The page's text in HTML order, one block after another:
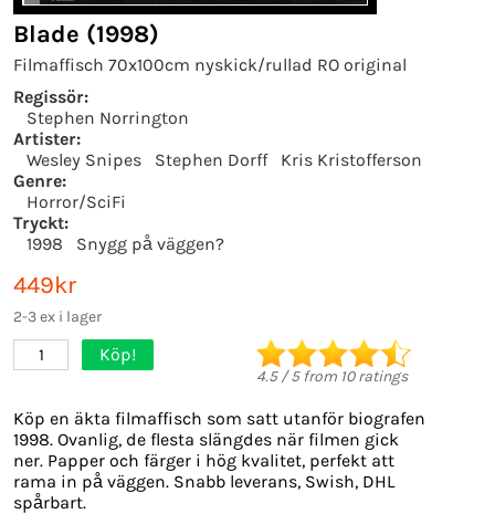
Blade (1998)
Filmaffisch 70x100cm nyskick/rullad RO original
Regissör:
Stephen Norrington
Artister:
Wesley Snipes
Stephen Dorff
Kris Kristofferson
Genre:
Horror/SciFi
Tryckt:
1998
Snygg på väggen?
449kr
2-3 ex i lager
1 Köp!
4.5/5from 10ratings
Köp en äkta filmaffisch som satt utanför biografen
1998. Ovanlig, de flesta slängdes när filmen gick
ner. Papper och färger i hög kvalitet, perfekt att
rama in på väggen. Snabb leverans, Swish, DHL
spårbart.